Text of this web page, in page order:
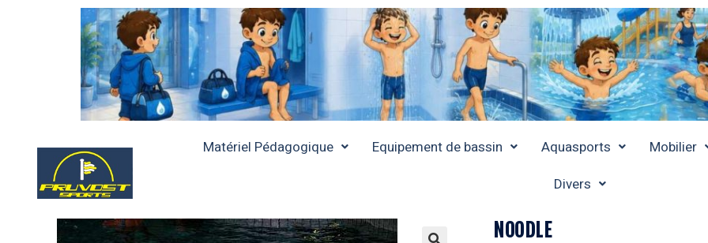
Matériel Pédagogique Equipement de bassin Aquasports
Mobilier
Divers
NOODLE